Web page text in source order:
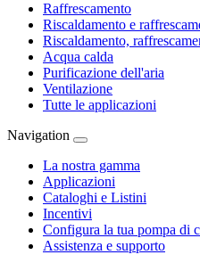
Raffrescamento
Riscaldamento e
Riscaldamento,
Acqua calda
Purificazione dell'aria
Ventilazione
Tutte le applicazioni
Navigation
La nostra gamma
Applicazioni
Cataloghi e Listini
Incentivi
Configura la tua pompa di
Assistenza e supporto